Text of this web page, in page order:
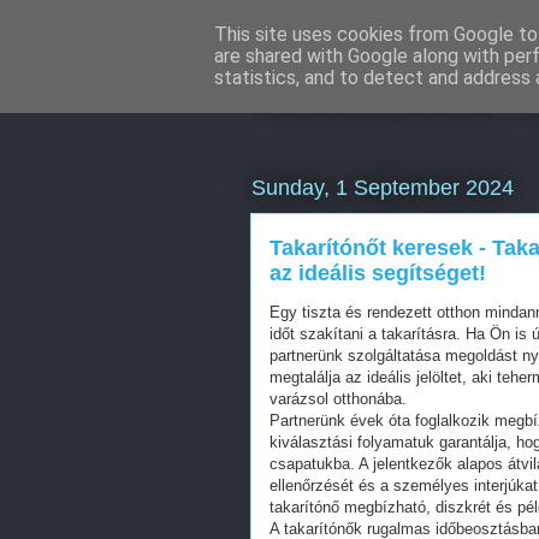
Webáruház
Sunday, 1 September 2024
Takarítónőt keresek -
az ideális segítséget!
Egy tiszta és rendezett otthon
időt szakítani a takarításra. Ha Ön is
partnerünk szolgáltatása megoldást
megtalálja az ideális jelöltet, aki
varázsol otthonába.
Partnerünk évek óta foglalkozik
kiválasztási folyamatuk garantálja,
csapatukba. A jelentkezők alapos
ellenőrzését és a személyes
takarítónő megbízható, diszkrét és
A takarítónők rugalmas
This site uses cookies from Google
are shared with Google along with
statistics, and to detect and address